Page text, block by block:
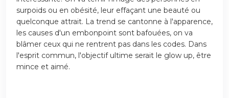
surpoids ou en obésité, leur effaçant une beauté ou
quelconque attrait. La trend se cantonne à l'apparence,
les causes d'un embonpoint sont bafouées, on va
blâmer ceux qui ne rentrent pas dans les codes. Dans
l'esprit commun, l'objectif ultime serait le glow up, être
mince et aimé.